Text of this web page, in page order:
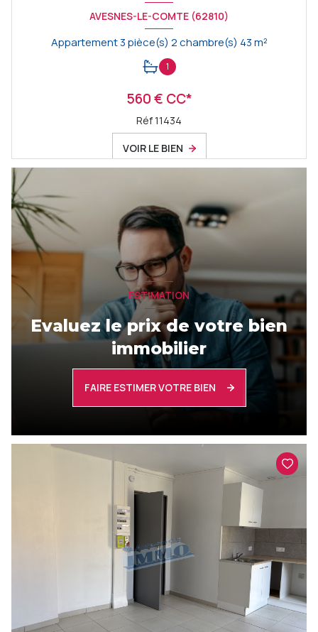
AVESNES-LE-COMTE (62810)
Appartement 3 pièce(s) 2 chambre(s) 43 m²
1
560 € CC*
Réf 11434
VOIR LE BIEN
ESTIMATION
Evaluez le prix de votre bien
immobilier
FAIRE ESTIMER VOTRE BIEN